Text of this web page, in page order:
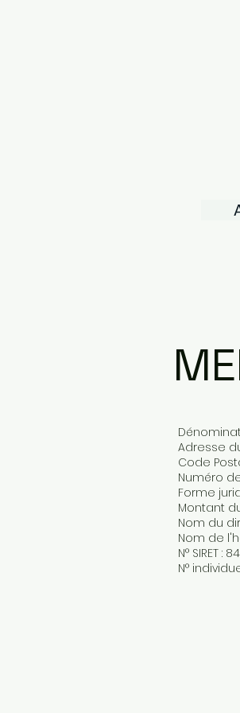
Adresse
Code
Numéro
Forme
Montant
Nom du
Nom de
N° SIRET :
N°